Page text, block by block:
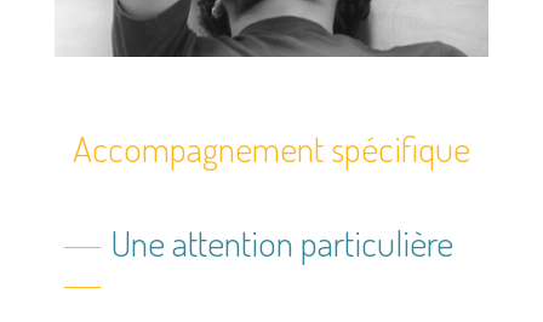
Accompagnement spécifique
Une attention particulière